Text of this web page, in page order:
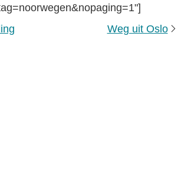
Weg uit Oslo